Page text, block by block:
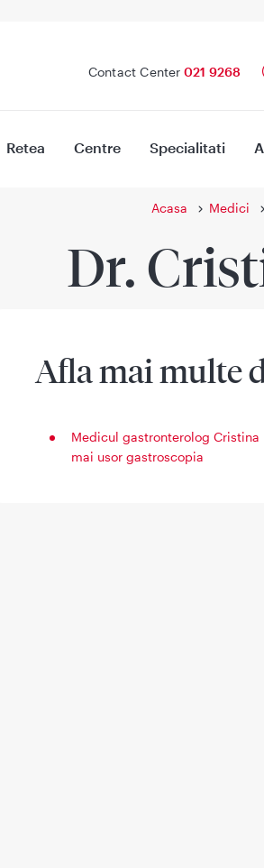
Contact Center 021 9268
Retea Centre Specialitati
Acasa Medici
Dr.
Afla mai multe
Medicul gastronterolog
mai usor gastroscopia